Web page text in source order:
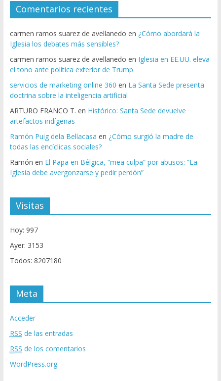
Comentarios recientes
carmen ramos suarez de avellanedo en ¿Cómo abordará la
Iglesia los debates más sensibles?
carmen ramos suarez de avellanedo en Iglesia en EE.UU. eleva
el tono ante política exterior de Trump
servicios de marketing online 360 en La Santa Sede presenta
doctrina sobre la inteligencia artificial
ARTURO FRANCO T. en Histórico: Santa Sede devuelve
artefactos indígenas
Ramón Puig dela Bellacasa en ¿Cómo surgió la madre de
todas las encíclicas sociales?
Ramón en El Papa en Bélgica, “mea culpa” por abusos: “La
Iglesia debe avergonzarse y pedir perdón”
Visitas
Hoy: 997
Ayer: 3153
Todos: 8207180
Meta
Acceder
RSS de las entradas
RSS de los comentarios
WordPress.org